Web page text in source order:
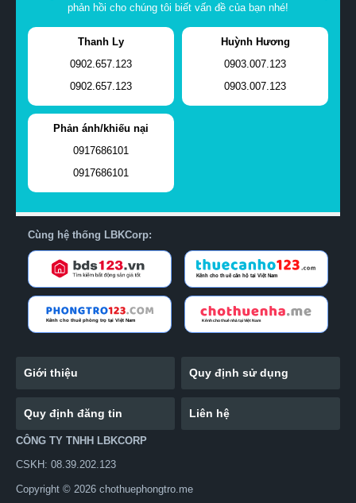
phản hồi cho chúng tôi biết vấn đề của bạn nhé!
Thanh Ly
0902.657.123
0902.657.123
Huỳnh Hương
0903.007.123
0903.007.123
Phản ánh/khiếu nại
0917686101
0917686101
Cùng hệ thống LBKCorp:
Giới thiệu Quy định sử dụng
Quy định đăng tin Liên hệ
CÔNG TY TNHH LBKCORP
CSKH: 08.39.202.123
Copyright © 2026 chothuephongtro.me